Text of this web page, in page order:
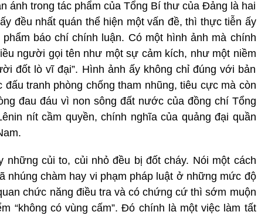
ánh trong tác phẩm của Tổng Bí thư của Đảng là hai
đều nhất quán thể hiện một vấn đề, thì thực tiễn ấy
báo chí chính luận. Có một hình ảnh mà chính
người gọi tên như một sự cảm kích, như một niềm
đốt lò vĩ đại”. Hình ảnh ấy không chỉ đúng với bản
tranh phòng chống tham nhũng, tiêu cực mà còn
đau đáu vì non sông đất nước của đồng chí Tổng
nít cầm quyền, chính nghĩa của quảng đại quần
củi to, củi nhỏ đều bị đốt cháy. Nói một cách
nhúng chàm hay vi phạm pháp luật ở những mức độ
chức năng điều tra và có chứng cứ thì sớm muộn
“không có vùng cấm”. Đó chính là một việc làm tất